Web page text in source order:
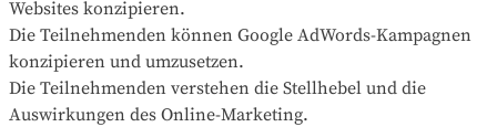
Websites konzipieren.
Die Teilnehmenden können Google AdWords-Kampagnen
konzipieren und umzusetzen.
Die Teilnehmenden verstehen die Stellhebel und die
Auswirkungen des Online-Marketing.